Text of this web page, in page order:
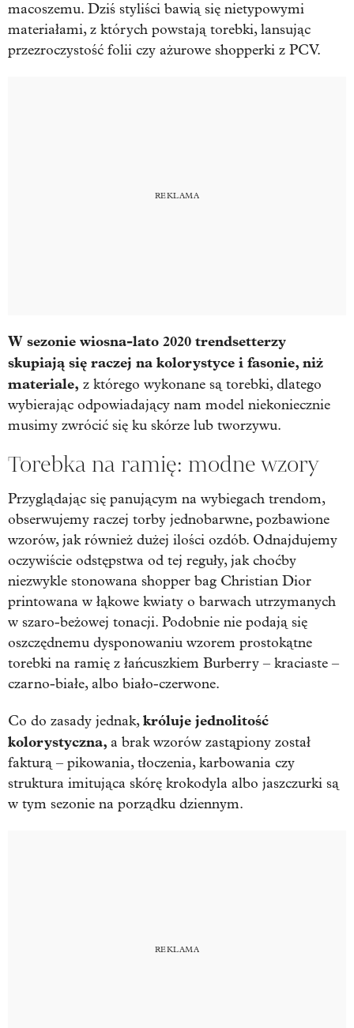
macoszemu. Dziś styliści bawią się nietypowymi
materiałami, z których powstają torebki, lansując
przezroczystość folii czy ażurowe shopperki z PCV.
W sezonie wiosna-lato 2020 trendsetterzy
skupiają się raczej na kolorystyce i fasonie, niż
materiale, z którego wykonane są torebki, dlatego
wybierając odpowiadający nam model niekoniecznie
musimy zwrócić się ku skórze lub tworzywu.
Torebka na ramię: modne wzory
Przyglądając się panującym na wybiegach trendom,
obserwujemy raczej torby jednobarwne, pozbawione
wzorów, jak również dużej ilości ozdób. Odnajdujemy
oczywiście odstępstwa od tej reguły, jak choćby
niezwykle stonowana shopper bag Christian Dior
printowana w łąkowe kwiaty o barwach utrzymanych
w szaro-beżowej tonacji. Podobnie nie podają się
oszczędnemu dysponowaniu wzorem prostokątne
torebki na ramię z łańcuszkiem Burberry – kraciaste –
czarno-białe, albo biało-czerwone.
Co do zasady jednak,króluje jednolitość
kolorystyczna, a brak wzorów zastąpiony został
fakturą – pikowania, tłoczenia, karbowania czy
struktura imitująca skórę krokodyla albo jaszczurki są
w tym sezonie na porządku dziennym.